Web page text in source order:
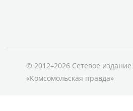
© 2012–2026 Сетевое
«Комсомольская правда»